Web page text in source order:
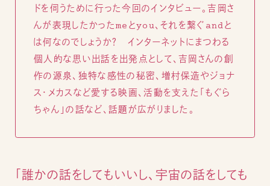
ドを伺うために行った今回のインタビュー。吉岡さ
んが表現したかったmeとyou、それを繋ぐandと
は何なのでしょうか？ インターネットにまつわる
個人的な思い出話を出発点として、吉岡さんの創
作の源泉、独特な感性の秘密、増村保造やジョナ
ス・メカスなど愛する映画、活動を支えた「もぐら
ちゃん」の話など、話題が広がりました。
「誰かの話をしてもいいし、宇宙の話をしても